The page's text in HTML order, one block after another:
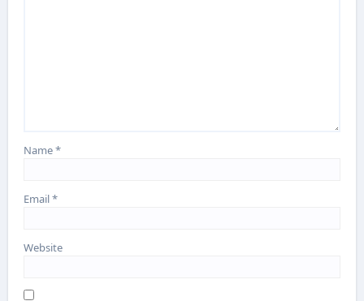
Name*
Email*
Website